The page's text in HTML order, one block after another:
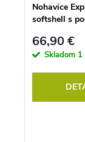
Nohavice
softshell s
66,90 €
Skladom 1